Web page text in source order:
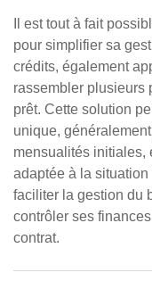
Il est tout à fait
pour simplifier sa
crédits, également
rassembler plusieurs
prêt. Cette solution
unique,
mensualités initiales,
adaptée à la situation
faciliter la gestion du
contrôler ses
contrat.